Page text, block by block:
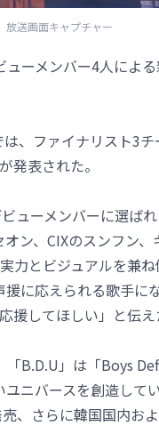
放送画面キャプチャー
ーメンバー4人によ
、ファイナリスト3
発表された。
ューメンバーに選ば
ン、CIXのスンフン、
力とビジュアルを兼
に応えられる歌手に
援してほしい」と伝え
B.D.U」は「Boys
ニバースを創造して
、さらに韓国国内お